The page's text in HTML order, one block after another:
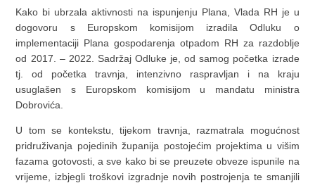
Kako bi ubrzala aktivnosti na ispunjenju Plana, Vlada RH je u
dogovoru s Europskom komisijom izradila Odluku o
implementaciji Plana gospodarenja otpadom RH za razdoblje
od 2017. – 2022. Sadržaj Odluke je, od samog početka izrade
tj. od početka travnja, intenzivno raspravljan i na kraju
usuglašen s Europskom komisijom u mandatu ministra
Dobrovića.
U tom se kontekstu, tijekom travnja, razmatrala mogućnost
pridruživanja pojedinih županija postojećim projektima u višim
fazama gotovosti, a sve kako bi se preuzete obveze ispunile na
vrijeme, izbjegli troškovi izgradnje novih postrojenja te smanjili